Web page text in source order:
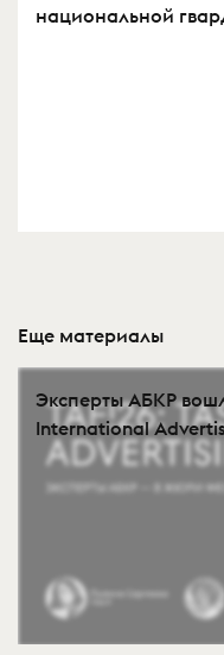
национальной
Еще материалы
Эксперты АБКР
International